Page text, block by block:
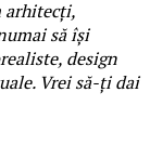
arhitecți,
să își
design
Vrei să-ți dai